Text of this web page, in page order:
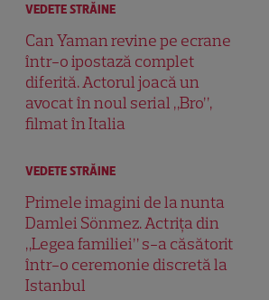
VEDETE STRĂINE
Can Yaman revine pe ecrane
într-o ipostază complet
diferită. Actorul joacă un
avocat în noul serial „Bro”,
filmat în Italia
VEDETE STRĂINE
Primele imagini de la nunta
Damlei Sönmez. Actrița din
„Legea familiei” s-a căsătorit
într-o ceremonie discretă la
Istanbul